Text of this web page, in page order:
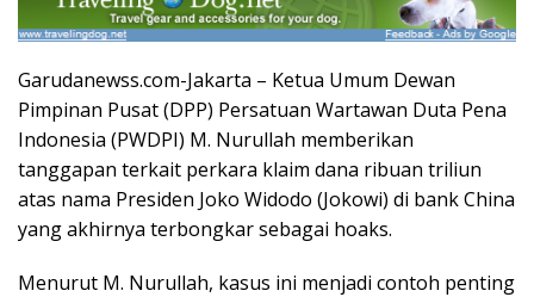
Garudanewss.com-Jakarta – Ketua Umum Dewan
Pimpinan Pusat (DPP) Persatuan Wartawan Duta Pena
Indonesia (PWDPI) M. Nurullah memberikan
tanggapan terkait perkara klaim dana ribuan triliun
atas nama Presiden Joko Widodo (Jokowi) di bank China
yang akhirnya terbongkar sebagai hoaks.
Menurut M. Nurullah, kasus ini menjadi contoh penting